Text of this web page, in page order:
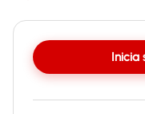
Inicia